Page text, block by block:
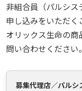
非組合員（パルシス
申し込みをいただく
オリックス生命の
問い合わせください。
募集代理店／パル